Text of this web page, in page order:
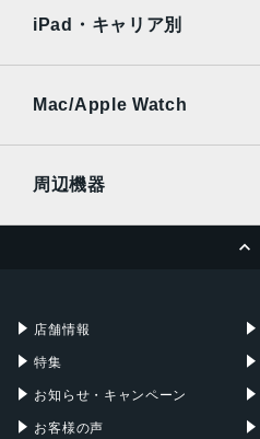
Ymobile
UQmobile
Ymobile
UQmobile
iPad・キャリア別
Mac/Apple Watch
周辺機器
店舗情報
特集
お知らせ・キャンペーン
お客様の声